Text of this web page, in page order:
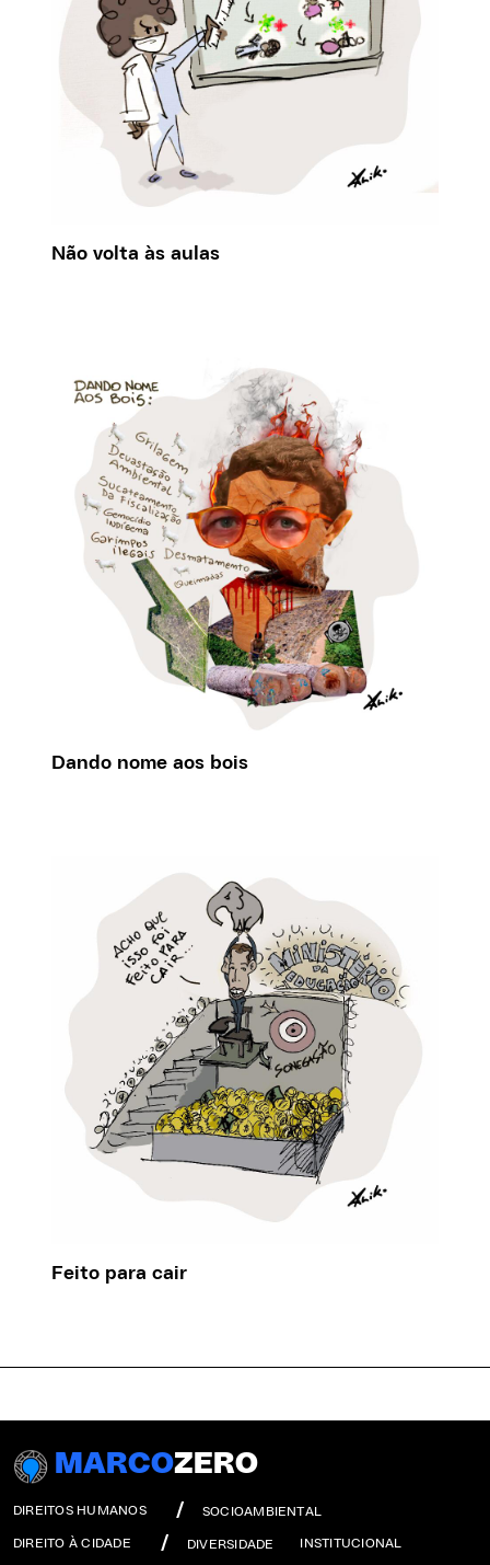
Não volta às aulas
Dando nome aos bois
Feito para cair
MARCOZERO
DIREITOS HUMANOS SOCIOAMBIENTAL
DIREITO À CIDADE DIVERSIDADE INSTITUCIONAL